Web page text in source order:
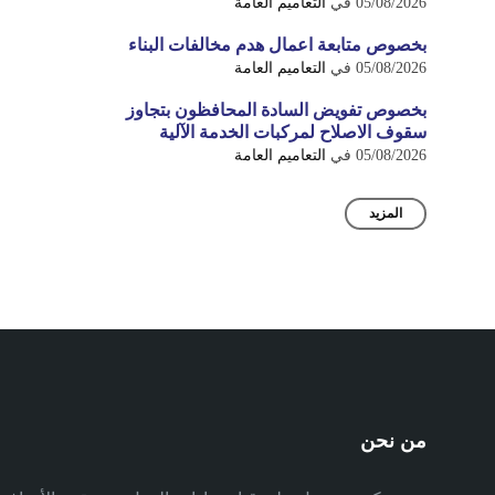
بخصوص متابعة اعمال هدم مخالفات البناء
05/08/2026 في التعاميم العامة
بخصوص تفويض السادة المحافظون بتجاوز
سقوف الاصلاح لمركبات الخدمة الآلية
05/08/2026 في التعاميم العامة
المزيد
من نحن